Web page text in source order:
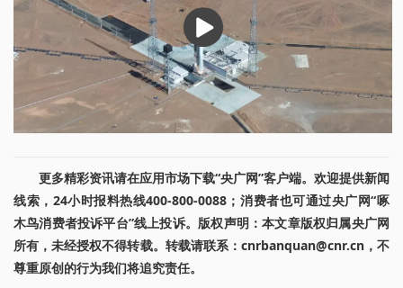
播
放
更多精彩资讯请在应用市场下载“央广网”客户端。欢迎提供新闻
线索，24小时报料热线400-800-0088；消费者也可通过央广网“啄
木鸟消费者投诉平台”线上投诉。版权声明：本文章版权归属央广网
所有，未经授权不得转载。转载请联系：cnrbanquan@cnr.cn，不
尊重原创的行为我们将追究责任。